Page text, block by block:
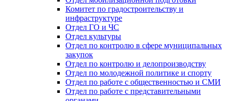
Комитет по градостроительству и
инфраструктуре
Отдел ГО и ЧС
Отдел культуры
Отдел по контролю в сфере муниципальных
закупок
Отдел по контролю и делопроизводству
Отдел по молодежной политике и спорту
Отдел по работе с общественностью и СМИ
Отдел по работе с представительными